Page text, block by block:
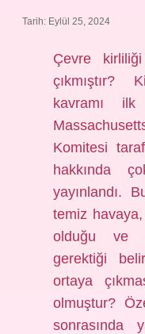
Tarih: Eylül 25, 2024
Çevre
çıkmıştır?
kavramı
Komitesi
hakkında
yayınlandı.
temiz
olduğu ve
gerektiği
ortaya
olmuştur?
sonrasında